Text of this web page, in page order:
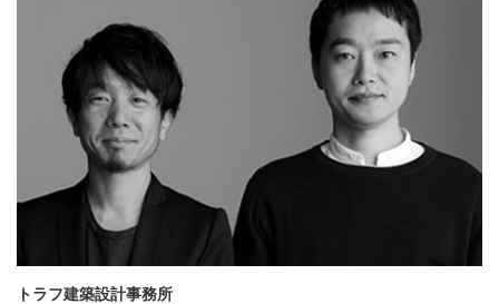
トラフ建築設計事務所